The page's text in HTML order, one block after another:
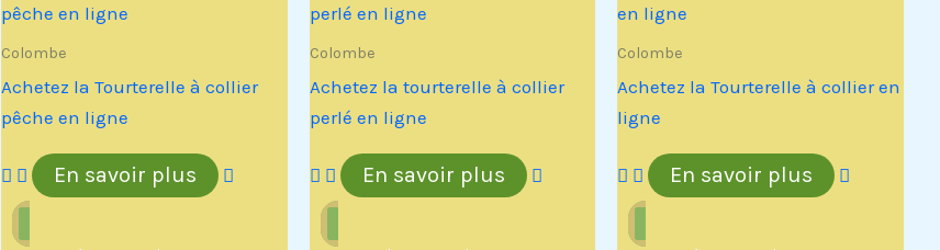
Colombe
Achetez la Tourterelle à collier
pêche en ligne
En savoir plus
Colombe
Achetez la tourterelle à collier
perlé en ligne
En savoir plus
Colombe
Achetez la Tourterelle à collier en
ligne
En savoir plus